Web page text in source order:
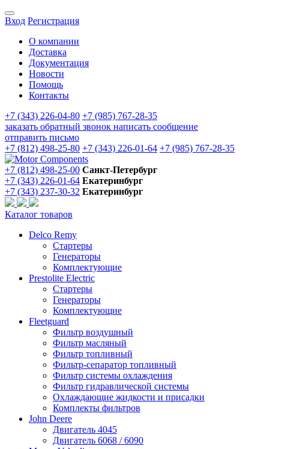
Вход Регистрация
О компании
Доставка
Документация
Новости
Помощь
Контакты
+7 (343) 226-04-80 +7 (985) 767-28-35
заказать обратный звонок написать сообщение
отправить письмо
+7 (812) 498-25-80 +7 (343) 226-01-64 +7 (985) 767-28-35
+7 (812) 498-25-00 Санкт-Петербург
+7 (343) 226-01-64 Екатеринбург
+7 (343) 237-30-32 Екатеринбург
Каталог товаров
Delco Remy
Стартеры
Генераторы
Комплектующие
Prestolite Electric
Стартеры
Генераторы
Комплектующие
Fleetguard
Фильтр воздушный
Фильтр масляный
Фильтр топливный
Фильтр-сепаратор топливный
Фильтр системы охлаждения
Фильтр гидравлической системы
Охлаждающие жидкости и присадки
Комплекты фильтров
John Deere
Двигатель 4045
Двигатель 6068 / 6090